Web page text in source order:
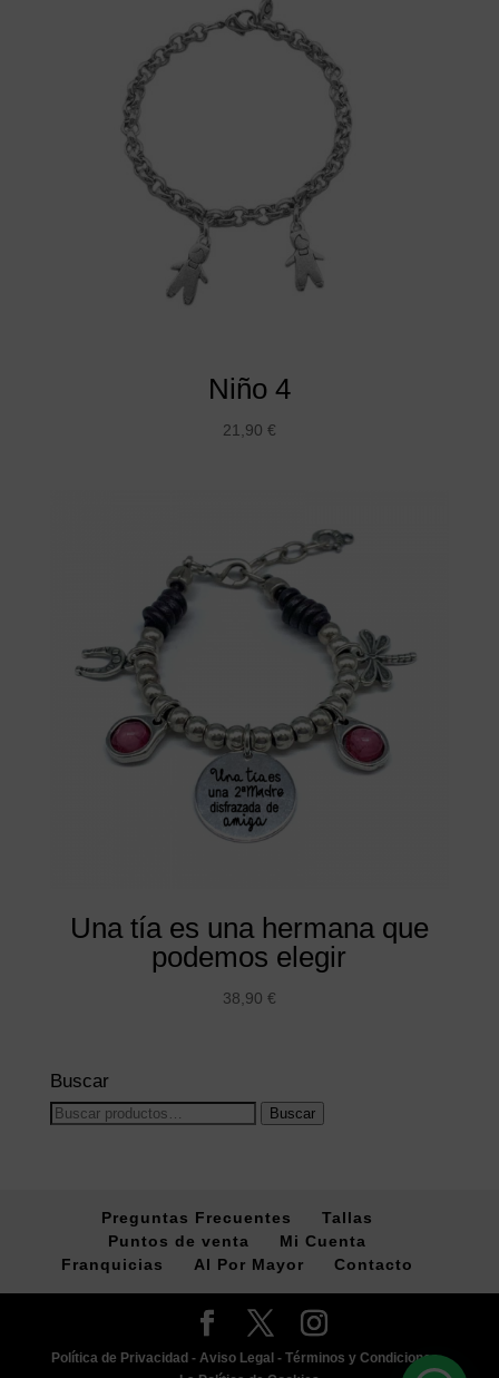
Niño 4
21,90 €
Una tía es una hermana que
podemos elegir
38,90 €
Buscar
Buscar
Buscar
Preguntas Frecuentes
Tallas
Puntos de venta
Mi Cuenta
Franquicias
Al Por Mayor Contacto
Política de Privacidad - Aviso Legal -Términos y Condiciones -